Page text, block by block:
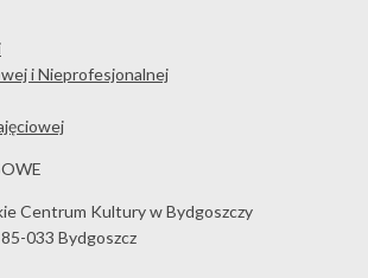
i Nieprofesjonalnej
Centrum Kultury w Bydgoszczy
033 Bydgoszcz